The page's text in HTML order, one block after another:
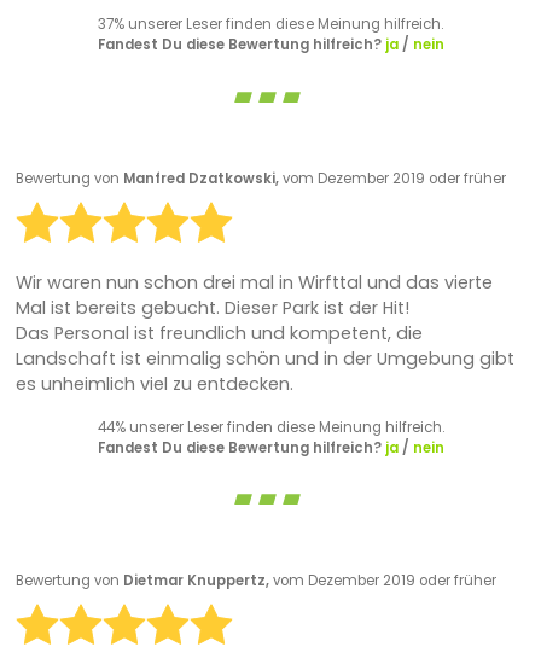
37% unserer Leser finden diese Meinung hilfreich.
Fandest Du diese Bewertung hilfreich? ja/ nein
Bewertung von Manfred Dzatkowski,vom Dezember 2019 oder früher
Wir waren nun schon drei mal in Wirfttal und das vierte
Mal ist bereits gebucht. Dieser Park ist der Hit!
Das Personal ist freundlich und kompetent, die
Landschaft ist einmalig schön und in der Umgebung gibt
es unheimlich viel zu entdecken.
44% unserer Leser finden diese Meinung hilfreich.
Fandest Du diese Bewertung hilfreich? ja/ nein
Bewertung von Dietmar Knuppertz,vom Dezember 2019 oder früher